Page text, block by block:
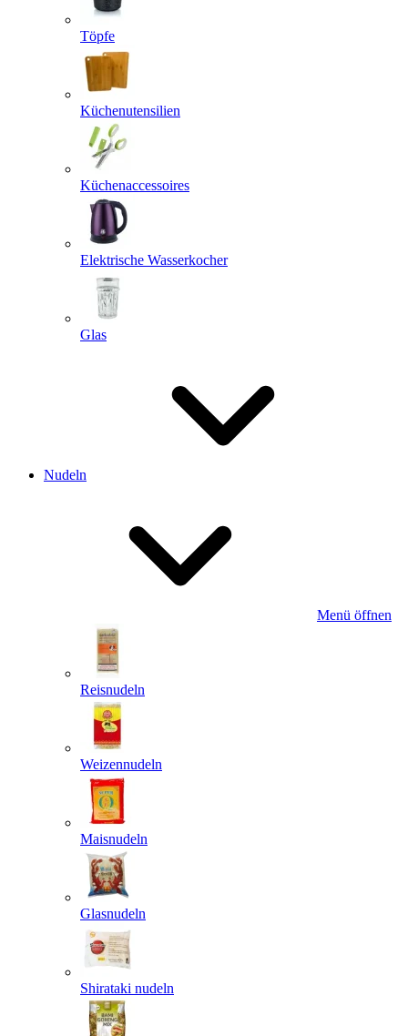
Töpfe
Küchenutensilien
Küchenaccessoires
Elektrische Wasserkocher
Glas
Nudeln
Menü öffnen
Reisnudeln
Weizennudeln
Maisnudeln
Glasnudeln
Shirataki nudeln